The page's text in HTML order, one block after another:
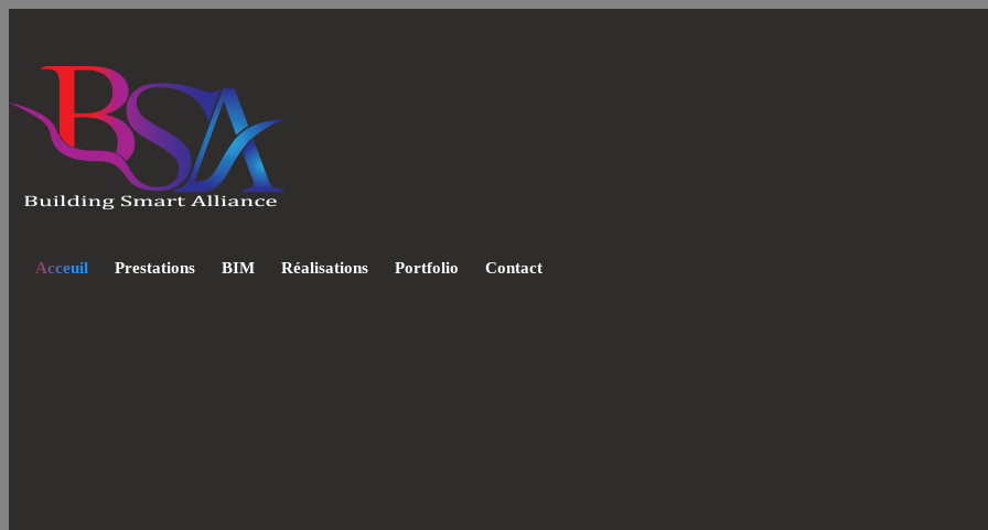
Acceuil Prestations BIM Réalisations Portfolio Contact